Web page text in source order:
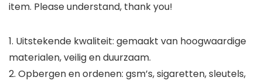
item. Please understand, thank you!
1. Uitstekende kwaliteit: gemaakt van hoogwaardige
materialen, veilig en duurzaam.
2. Opbergen en ordenen: gsm’s, sigaretten, sleutels,